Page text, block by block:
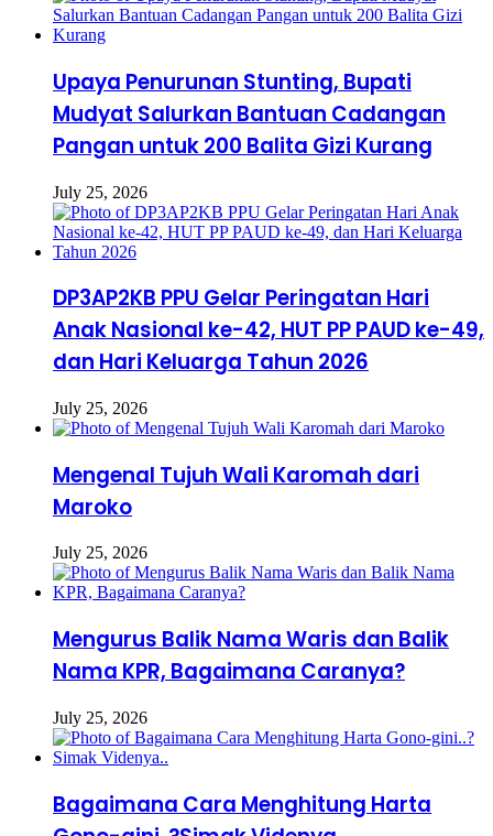
Upaya Penurunan Stunting, Bupati
Mudyat Salurkan Bantuan Cadangan
Pangan untuk 200 Balita Gizi Kurang
July 25, 2026
DP3AP2KB PPU Gelar Peringatan Hari
Anak Nasional ke-42, HUT PP PAUD ke-49,
dan Hari Keluarga Tahun 2026
July 25, 2026
Mengenal Tujuh Wali Karomah dari
Maroko
July 25, 2026
Mengurus Balik Nama Waris dan Balik
Nama KPR, Bagaimana Caranya?
July 25, 2026
Bagaimana Cara Menghitung Harta